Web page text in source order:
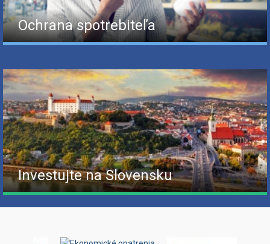
Ochrana spotrebiteľa
Investujte na Slovensku